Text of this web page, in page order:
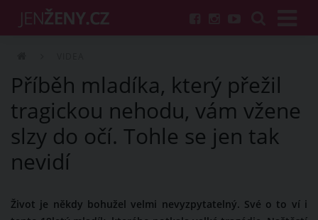
Příběh mladíka, který přežil
tragickou nehodu, vám vžene
slzy do očí. Tohle se jen tak
nevidí
Život je někdy bohužel velmi nevyzpytatelný. Své o to ví i